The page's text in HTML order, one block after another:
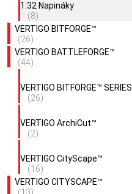
1:32 Napináky
(8)
VERTIGO BITFORGE™
(26)
VERTIGO BATTLEFORGE™
(44)
VERTIGO BITFORGE™ SERIES
(26)
VERTIGO ArchiCut™
(2)
VERTIGO CityScape™
(16)
VERTIGO CITYSCAPE™